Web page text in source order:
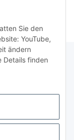
Sie den
YouTube,
ändern
Details finden